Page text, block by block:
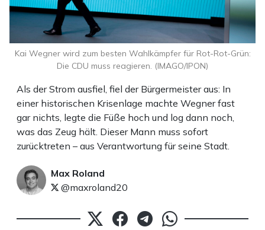
Als der Strom ausfiel, fiel der Bürgermeister aus: In
einer historischen Krisenlage machte Wegner fast
gar nichts, legte die Füße hoch und log dann noch,
was das Zeug hält. Dieser Mann muss sofort
zurücktreten – aus Verantwortung für seine Stadt.
Max Roland
@maxroland20
Kai Wegner wird zum besten Wahlkämpfer für Rot-Rot-Grün:
Die CDU muss reagieren. (IMAGO/IPON)